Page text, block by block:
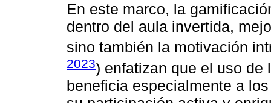
En este marco, la
dentro del aula invertida,
sino también la motivación
2023) enfatizan que el uso de
beneficia especialmente a